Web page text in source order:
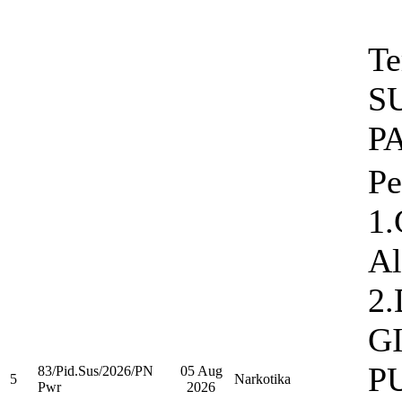
5
83/Pid.Sus/2026/PN
Pwr
05 Aug
2026
Narkotika